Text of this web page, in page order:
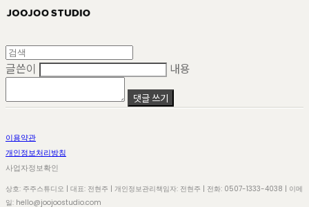
글쓴이 내용
댓글 쓰기
이용약관
개인정보처리방침
사업자정보확인
상호: 주주스튜디오 | 대표: 전현주 | 개인정보관리책임자: 전현주 | 전화: 0507-1333-4038 | 이메
일: hello@joojoostudio.com